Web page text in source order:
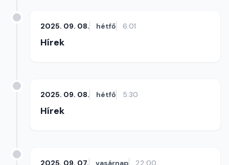
2025. 09. 08. hétfő 6:01
Hírek
2025. 09. 08. hétfő 5:30
Hírek
2025. 09. 07. vasárnap 22:00